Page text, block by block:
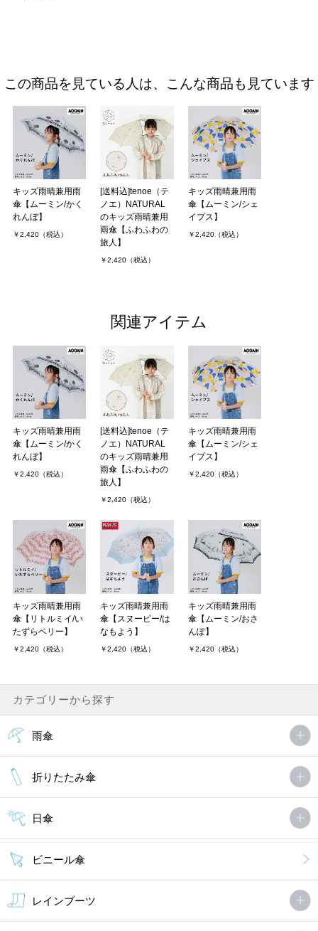
この商品を見ている人は、こんな商品も見ています
キッズ雨晴兼用雨
傘【ムーミン/かく
れんぼ】
￥2,420（税込）
[送料込]tenoe（テ
ノエ）NATURAL
のキッズ雨晴兼用
雨傘【ふわふわの
旅人】
￥2,420（税込）
キッズ雨晴兼用雨
傘【ムーミン/シェ
イプス】
￥2,420（税込）
関連アイテム
キッズ雨晴兼用雨
傘【ムーミン/かく
れんぼ】
￥2,420（税込）
[送料込]tenoe（テ
ノエ）NATURAL
のキッズ雨晴兼用
雨傘【ふわふわの
旅人】
￥2,420（税込）
キッズ雨晴兼用雨
傘【ムーミン/シェ
イプス】
￥2,420（税込）
キッズ雨晴兼用雨
傘【リトルミイ/い
たずらベリー】
￥2,420（税込）
キッズ雨晴兼用雨
傘【スヌーピー/は
なもよう】
￥2,420（税込）
キッズ雨晴兼用雨
傘【ムーミン/おさ
んぽ】
￥2,420（税込）
カテゴリーから探す
雨傘
折りたたみ傘
日傘
ビニール傘
レインブーツ